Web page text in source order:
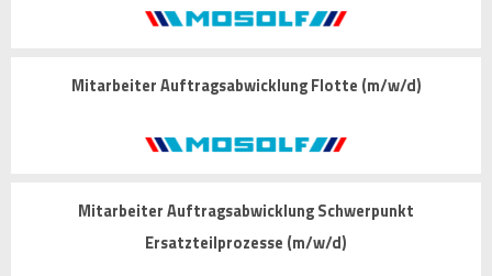
Mitarbeiter Auftragsabwicklung Flotte (m/w/d)
Mitarbeiter Auftragsabwicklung Schwerpunkt
Ersatzteilprozesse (m/w/d)